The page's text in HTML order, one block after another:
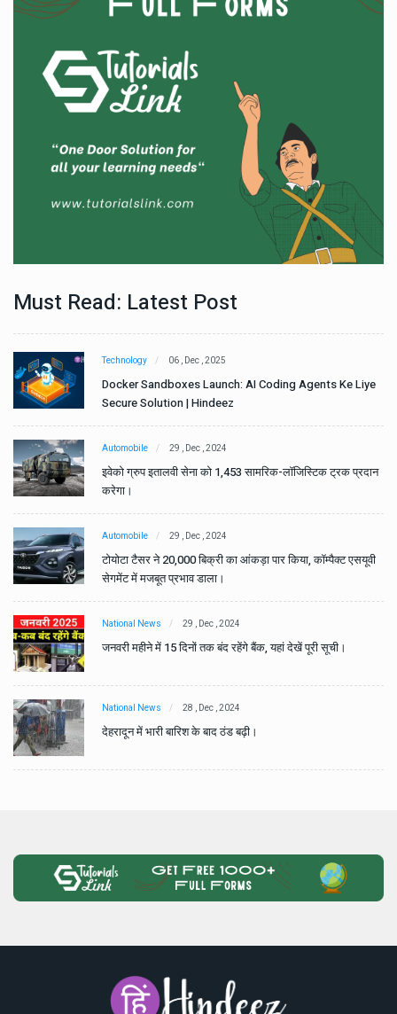
Must Read: Latest Post
Technology 06 , Dec , 2025
Docker Sandboxes Launch: AI Coding Agents Ke Liye
Secure Solution | Hindeez
Automobile 29 , Dec , 2024
इवेको ग्रुप इतालवी सेना को 1,453 सामरिक-लॉजिस्टिक ट्रक प्रदान
करेगा।
Automobile 29 , Dec , 2024
टोयोटा टैसर ने 20,000 बिक्री का आंकड़ा पार किया, कॉम्पैक्ट एसयूवी
सेगमेंट में मजबूत प्रभाव डाला।
National News 29 , Dec , 2024
जनवरी महीने में 15 दिनों तक बंद रहेंगे बैंक, यहां देखें पूरी सूची।
National News 28 , Dec , 2024
देहरादून में भारी बारिश के बाद ठंड बढ़ी।